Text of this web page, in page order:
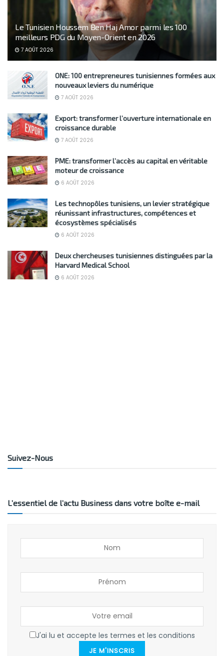
Le Tunisien Houssem Ben Haj Amor parmi les 100
meilleurs PDG du Moyen-Orient en 2026
7 AOÛT 2026
ONE: 100 entrepreneures tunisiennes formées aux
nouveaux leviers du numérique
7 AOÛT 2026
Export: transformer l’ouverture internationale en
croissance durable
7 AOÛT 2026
PME: transformer l’accès au capital en véritable
moteur de croissance
6 AOÛT 2026
Les technopôles tunisiens, un levier stratégique
réunissant infrastructures, compétences et
écosystèmes spécialisés
6 AOÛT 2026
Deux chercheuses tunisiennes distinguées par la
Harvard Medical School
6 AOÛT 2026
Suivez-Nous
L’essentiel de l’actu Business dans votre boîte e-mail
J'ai lu et accepte les termes et les conditions
JE M'INSCRIS